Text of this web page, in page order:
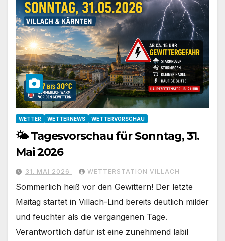
WETTER WETTERNEWS WETTERVORSCHAU
🌤️ Tagesvorschau für Sonntag, 31.
Mai 2026
31. MAI 2026 WETTERSTATION VILLACH
Sommerlich heiß vor den Gewittern! Der letzte
Maitag startet in Villach-Lind bereits deutlich milder
und feuchter als die vergangenen Tage.
Verantwortlich dafür ist eine zunehmend labil